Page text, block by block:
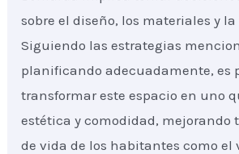
sobre el diseño, los materiales y
Siguiendo las estrategias
planificando adecuadamente, es
transformar este espacio en uno
estética y comodidad, mejorando
de vida de los habitantes como el